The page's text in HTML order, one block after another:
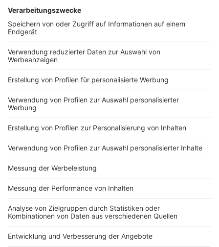
DEINE GEMERKTEN ARTIKEL
Du hast dir noch keine Artikel gemerkt
Markiere sie hierfür mit einem
Impressum
Nutzungsbedingungen
Jobs
Presse
Kontakt
Studio-Hotline
Verkehrs-Hotline
Newsletter